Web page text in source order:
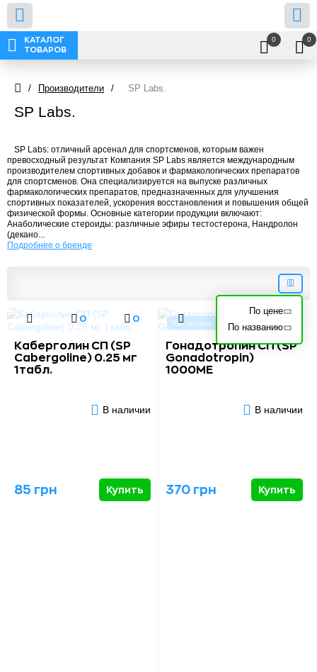
КАТАЛОГ
ТОВАРОВ
0 0
/ Производители / SP Labs.
SP Labs.
SP Labs: отличный арсенал для спортсменов, которым важен
превосходный результат Компания SP Labs является международным
производителем спортивных добавок и фармакологических препаратов
для спортсменов. Она специализируется на выпуске различных
фармакологических препаратов, предназначенных для улучшения
спортивных показателей, ускорения восстановления и повышения общей
физической формы. Основные категории продукции включают:
Анаболические стероиды: различные эфиры тестостерона, Нандролон
(декано...
Подробнее о бренде
По цене
По названию
0 0
Каберголин СП (SP
Cabergoline) 0.25 мг
1табл.
В наличии
85 грн Купить
Хит продаж
Гонадотропин СП (SP
Gonadotropin)
1000МЕ
В наличии
370 грн Купить